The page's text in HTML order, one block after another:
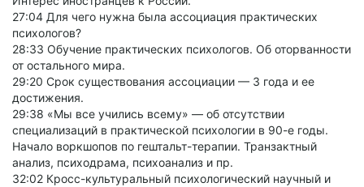
27:04 Для чего нужна была ассоциация практических
психологов?
28:33 Обучение практических психологов. Об оторванности
от остального мира.
29:20 Срок существования ассоциации — 3 года и ее
достижения.
29:38 «Мы все учились всему» — об отсутствии
специализаций в практической психологии в 90-е годы.
Начало воркшопов по гештальт-терапии. Транзактный
анализ, психодрама, психоанализ и пр.
32:02 Кросс-культуральный психологический научный и